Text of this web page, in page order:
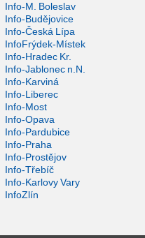
Info-M. Boleslav
Info-Budějovice
Info-Česká Lípa
InfoFrýdek-Místek
Info-Hradec Kr.
Info-Jablonec n.N.
Info-Karviná
Info-Liberec
Info-Most
Info-Opava
Info-Pardubice
Info-Praha
Info-Prostějov
Info-Třebíč
Info-Karlovy Vary
InfoZlín